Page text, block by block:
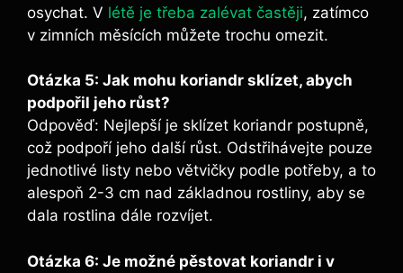
osychat. V létě je třeba zalévat častěji, zatímco
v zimních měsících můžete trochu omezit.
Otázka 5: Jak mohu koriandr sklízet, abych
podpořil jeho růst?
Odpověď: Nejlepší je sklízet koriandr postupně,
což podpoří jeho další růst. Odstřihávejte pouze
jednotlivé listy nebo větvičky podle potřeby, a to
alespoň 2-3 cm nad základnou rostliny, aby se
dala rostlina dále rozvíjet.
Otázka 6: Je možné pěstovat koriandr i v